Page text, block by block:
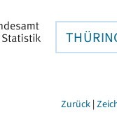
Zurück |